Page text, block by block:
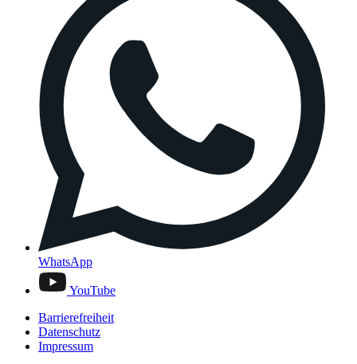
WhatsApp
YouTube
Barrierefreiheit
Datenschutz
Impressum